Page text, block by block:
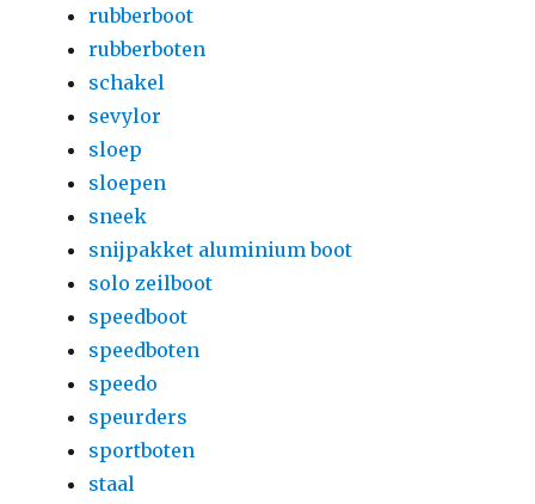
rubberboot
rubberboten
schakel
sevylor
sloep
sloepen
sneek
snijpakket aluminium boot
solo zeilboot
speedboot
speedboten
speedo
speurders
sportboten
staal